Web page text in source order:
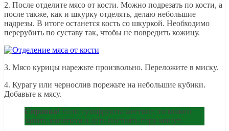
2. После отделите мясо от кости. Можно подрезать по кости, а
после также, как и шкурку отделять, делаю небольшие
надрезы. В итоге останется кость со шкуркой. Необходимо
перерубить по суставу так, чтобы не повредить кожицу.
3. Мясо курицы нарежьте произвольно. Переложите в миску.
4. Курагу или чернослив порежьте на небольшие кубики.
Добавьте к мясу.
Справка! Если сухофрукты жесткие, то можно
залить кипятком и дать постоять пару минут.